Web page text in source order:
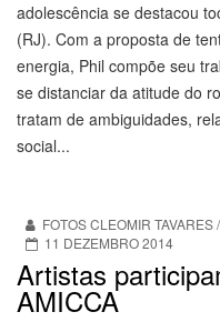
adolescência se destacou
(RJ). Com a proposta de
energia, Phil compõe seu
se distanciar da atitude do
tratam de ambiguidades,
social...
FOTOS CLEOMIR
11 DEZEMBRO 2014
Artistas
AMICCA